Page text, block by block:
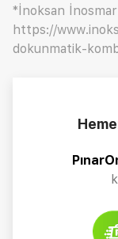
*İnoksan
https://
dokunmatik-